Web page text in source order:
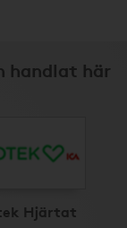
handlat här
Hjärtat